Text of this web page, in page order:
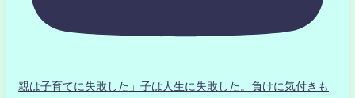
親は子育てに失敗した」子は人生に失敗した。負けに気付きも